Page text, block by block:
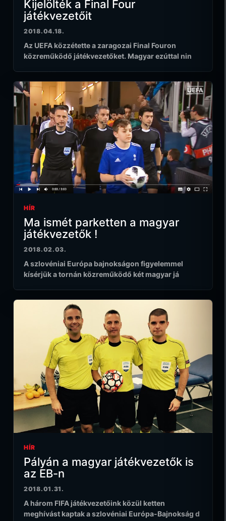
Kijelölték a Final Four
játékvezetőit
2018.04.18.
Az UEFA közzétette a zaragozai Final Fouron
közreműködő játékvezetőket. Magyar ezúttal nin
HÍR
Ma ismét parketten a magyar
játékvezetők !
2018.02.03.
A szlovéniai Európa bajnokságon figyelemmel
kísérjük a tornán közreműködő két magyar já
HÍR
Pályán a magyar játékvezetők is
az EB-n
2018.01.31.
A három FIFA játékvezetőink közül ketten
meghívást kaptak a szlovéniai Európa-Bajnokság d